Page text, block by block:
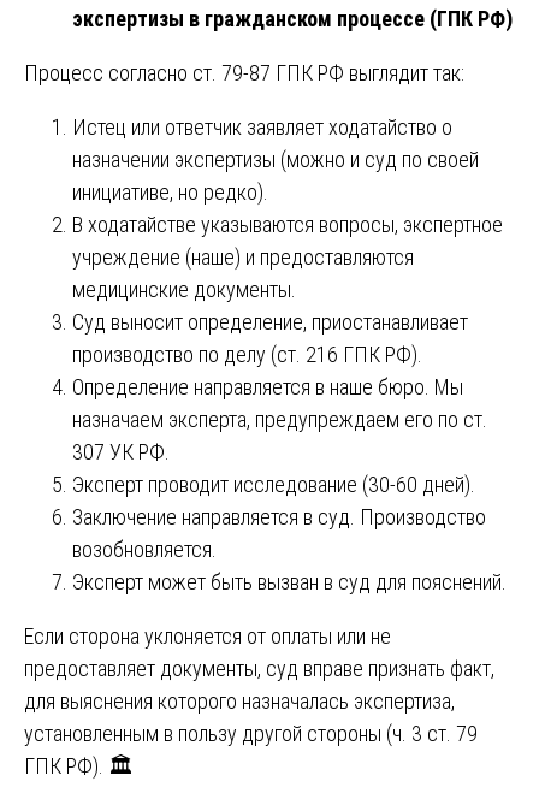
экспертизы в гражданском процессе (ГПК РФ)
Процесс согласно ст. 79-87 ГПК РФ выглядит так:
Истец или ответчик заявляет ходатайство о
назначении экспертизы (можно и суд по своей
инициативе, но редко).
В ходатайстве указываются вопросы, экспертное
учреждение (наше) и предоставляются
медицинские документы.
Суд выносит определение, приостанавливает
производство по делу (ст. 216 ГПК РФ).
Определение направляется в наше бюро. Мы
назначаем эксперта, предупреждаем его по ст.
307 УК РФ.
Эксперт проводит исследование (30-60 дней).
Заключение направляется в суд. Производство
возобновляется.
Эксперт может быть вызван в суд для пояснений.
Если сторона уклоняется от оплаты или не
предоставляет документы, суд вправе признать факт,
для выяснения которого назначалась экспертиза,
установленным в пользу другой стороны (ч. 3 ст. 79
ГПК РФ). 🏛️